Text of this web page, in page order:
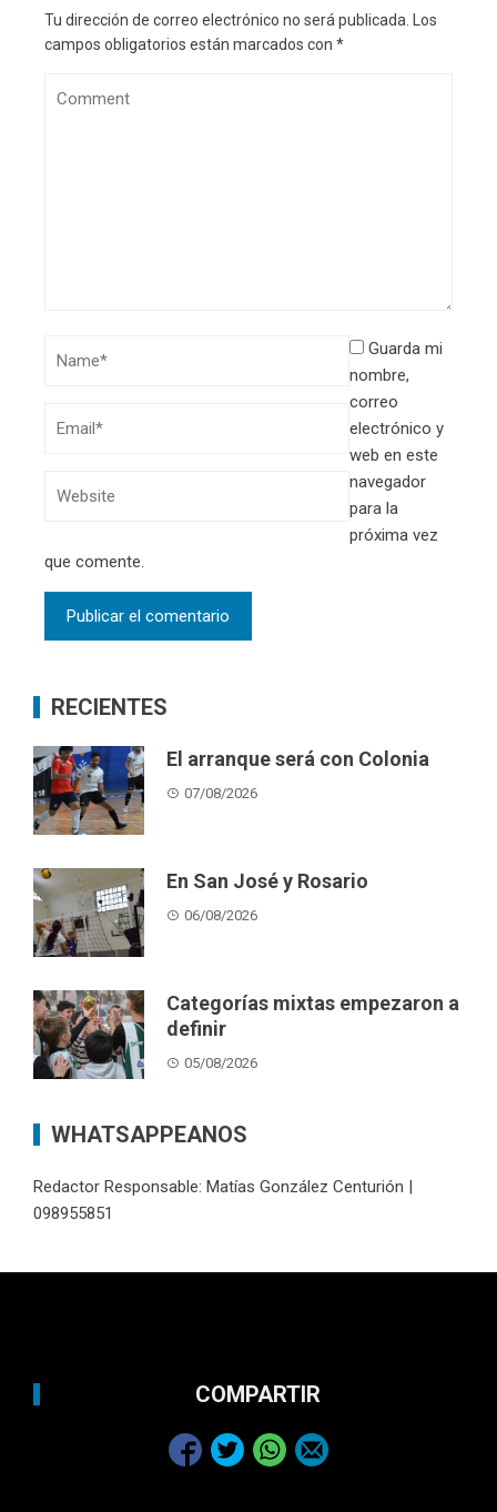
Tu dirección de correo electrónico no será publicada. Los
campos obligatorios están marcados con *
Guarda mi
nombre,
correo
electrónico y
web en este
navegador
para la
próxima vez
que comente.
RECIENTES
El arranque será con Colonia
07/08/2026
En San José y Rosario
06/08/2026
Categorías mixtas empezaron a
definir
05/08/2026
WHATSAPPEANOS
Redactor Responsable: Matías González Centurión |
098955851
COMPARTIR